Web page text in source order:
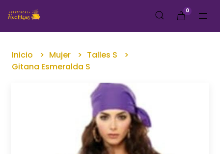
0
Inicio Mujer
Talles S
Gitana Esmeralda S